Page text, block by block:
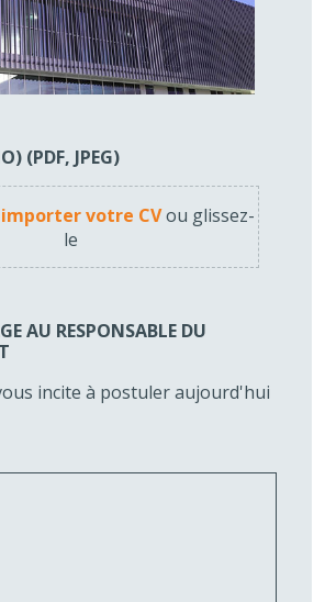
(PDF, JPEG)
votre CVou glissez-
le
AU RESPONSABLE DU
incite à postuler aujourd'hui